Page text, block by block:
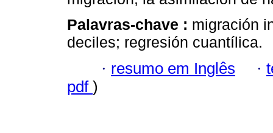
Palavras-chave : migración
deciles; regresión cuantílica.
· resumo em Inglês ·
pdf )